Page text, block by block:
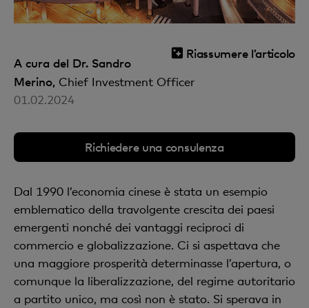
Riassumere l’articolo
A cura del Dr. Sandro
Merino, Chief Investment Officer
01.02.2024
Richiedere una consulenza
Dal 1990 l’economia cinese è stata un esempio
emblematico della travolgente crescita dei paesi
emergenti nonché dei vantaggi reciproci di
commercio e globalizzazione. Ci si aspettava che
una maggiore prosperità determinasse l’apertura, o
comunque la liberalizzazione, del regime autoritario
a partito unico, ma così non è stato. Si sperava in